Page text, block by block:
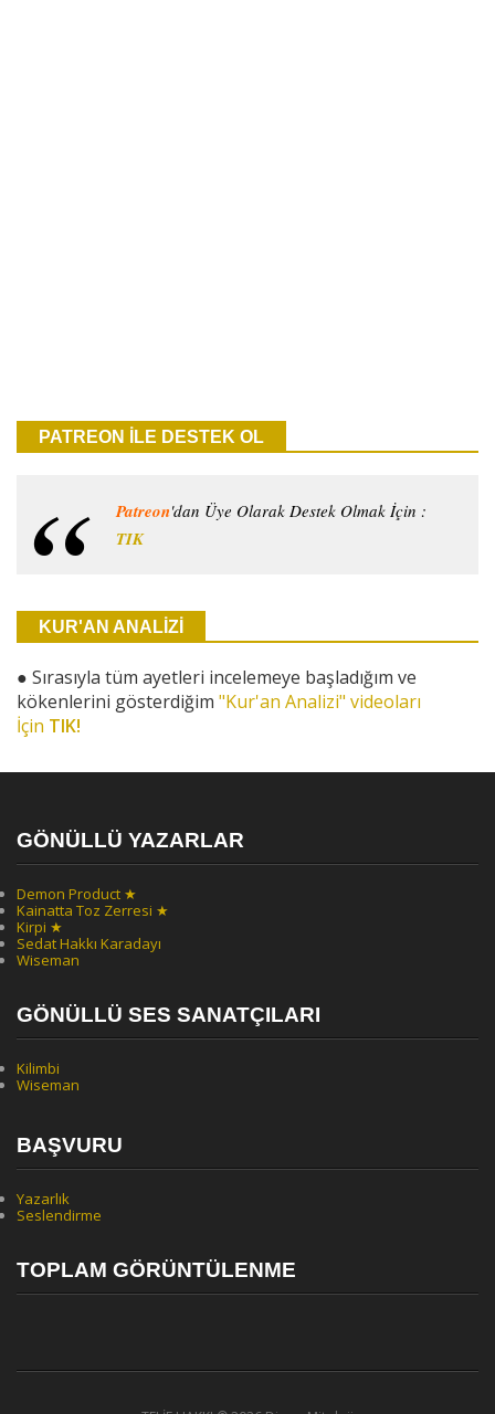
PATREON İLE DESTEK OL
Patreon'dan Üye Olarak Destek Olmak İçin :
TIK
KUR'AN ANALİZİ
● Sırasıyla tüm ayetleri incelemeye başladığım ve
kökenlerini gösterdiğim "Kur'an Analizi" videoları
İçin TIK!
GÖNÜLLÜ YAZARLAR
Demon Product ★
Kainatta Toz Zerresi ★
Kirpi ★
Sedat Hakkı Karadayı
Wiseman
GÖNÜLLÜ SES SANATÇILARI
Kilimbi
Wiseman
BAŞVURU
Yazarlık
Seslendirme
TOPLAM GÖRÜNTÜLENME